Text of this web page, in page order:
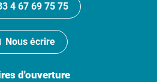
4 67 69 75 75
Nous écrire
d'ouverture